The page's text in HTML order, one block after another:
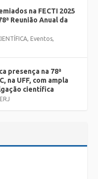
na FECTI 2025
Reunião Anual da
Eventos
presença na 78ª
na UFF, com ampla
científica